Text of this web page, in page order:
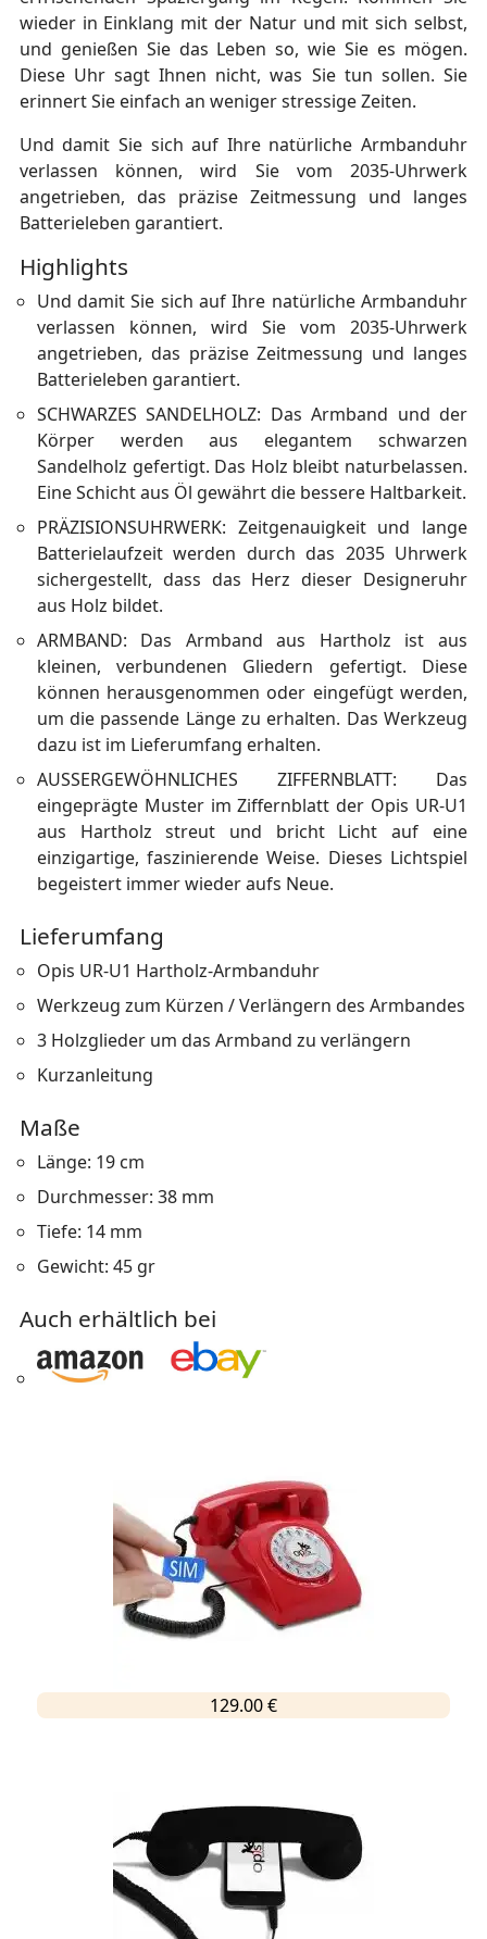
wieder in Einklang mit der Natur und mit sich selbst,
und genießen Sie das Leben so, wie Sie es mögen.
Diese Uhr sagt Ihnen nicht, was Sie tun sollen. Sie
erinnert Sie einfach an weniger stressige Zeiten.
Und damit Sie sich auf Ihre natürliche Armbanduhr
verlassen können, wird Sie vom 2035-Uhrwerk
angetrieben, das präzise Zeitmessung und langes
Batterieleben garantiert.
Highlights
Und damit Sie sich auf Ihre natürliche Armbanduhr
verlassen können, wird Sie vom 2035-Uhrwerk
angetrieben, das präzise Zeitmessung und langes
Batterieleben garantiert.
SCHWARZES SANDELHOLZ: Das Armband und der
Körper werden aus elegantem schwarzen
Sandelholz gefertigt. Das Holz bleibt naturbelassen.
Eine Schicht aus Öl gewährt die bessere Haltbarkeit.
PRÄZISIONSUHRWERK: Zeitgenauigkeit und lange
Batterielaufzeit werden durch das 2035 Uhrwerk
sichergestellt, dass das Herz dieser Designeruhr
aus Holz bildet.
ARMBAND: Das Armband aus Hartholz ist aus
kleinen, verbundenen Gliedern gefertigt. Diese
können herausgenommen oder eingefügt werden,
um die passende Länge zu erhalten. Das Werkzeug
dazu ist im Lieferumfang erhalten.
AUSSERGEWÖHNLICHES ZIFFERNBLATT: Das
eingeprägte Muster im Ziffernblatt der Opis UR-U1
aus Hartholz streut und bricht Licht auf eine
einzigartige, faszinierende Weise. Dieses Lichtspiel
begeistert immer wieder aufs Neue.
Lieferumfang
Opis UR-U1 Hartholz-Armbanduhr
Werkzeug zum Kürzen / Verlängern des Armbandes
3 Holzglieder um das Armband zu verlängern
Kurzanleitung
Maße
Länge: 19 cm
Durchmesser: 38 mm
Tiefe: 14 mm
Gewicht: 45 gr
Auch erhältlich bei
129.00 €